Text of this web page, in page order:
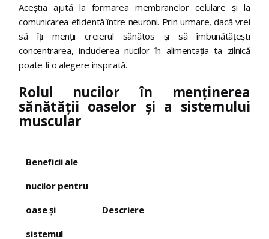
Aceștia ajută la formarea membranelor celulare și la
comunicarea eficientă între neuroni. Prin urmare, dacă vrei
să îți menții creierul sănătos și să îmbunătățești
concentrarea, includerea nucilor în alimentația ta zilnică
poate fi o alegere inspirată.
Rolul nucilor în menținerea
sănătății oaselor și a sistemului
muscular
Beneficii ale
nucilor pentru
oase și
sistemul
Descriere